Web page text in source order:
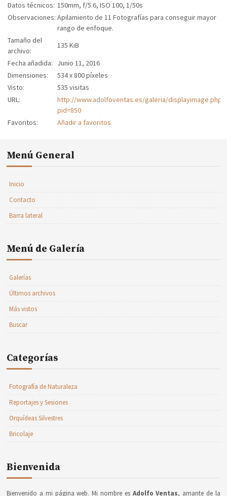
Datos técnicos: 150mm, f/5.6, ISO 100, 1/50s
Observaciones: Apilamiento de 11 Fotografías para conseguir mayor
rango de enfoque.
Tamaño del
archivo:
135 KiB
Fecha añadida:
Junio 11, 2016
Dimensiones:
534 x 800 píxeles
Visto:
535 visitas
URL:
http://www.adolfoventas.es/galeria/displayimage.php?
pid=850
Favoritos:
Añadir a favoritos
Menú General
Inicio
Contacto
Barra lateral
Menú de Galería
Galerías
Últimos archivos
Más vistos
Buscar
Categorías
Fotografía de Naturaleza
Reportajes y Sesiones
Orquídeas Silvestres
Bricolaje
Bienvenida
Bienvenido a mi página web. Mi nombre es Adolfo Ventas, amante de la